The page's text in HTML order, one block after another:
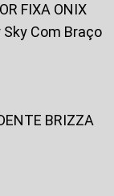
FIXA ONIX
Sky Com Braço
BRIZZA